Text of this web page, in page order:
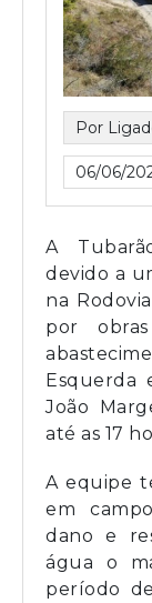
Por
06/06/
A
devido a
na
por
Esquerda
João
até as 17
A equipe
em
dano e
água o
período